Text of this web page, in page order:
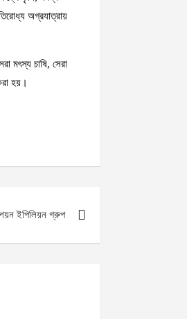
অগ্রযাত্রায়
মৎস্য চাষি, সেরা
হয়।
ইপিলিয়ন গ্রুপ